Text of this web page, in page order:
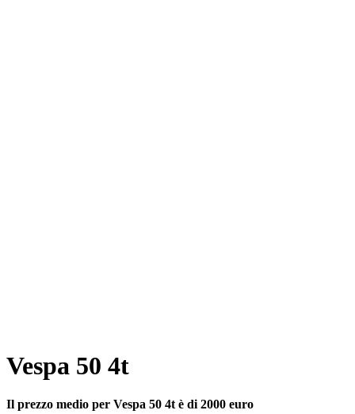
Vespa 50 4t
Il prezzo medio per Vespa 50 4t è di 2000 euro